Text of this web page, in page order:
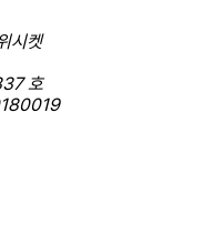
시켓
호